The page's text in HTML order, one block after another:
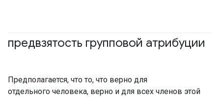
предвзятость групповой атрибуции
Предполагается, что то, что верно для
отдельного человека, верно и для всех членов этой